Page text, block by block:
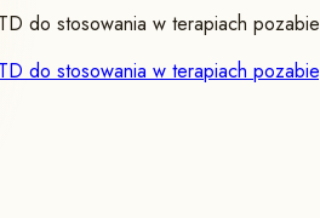
do stosowania w terapiach
do stosowania w terapiach